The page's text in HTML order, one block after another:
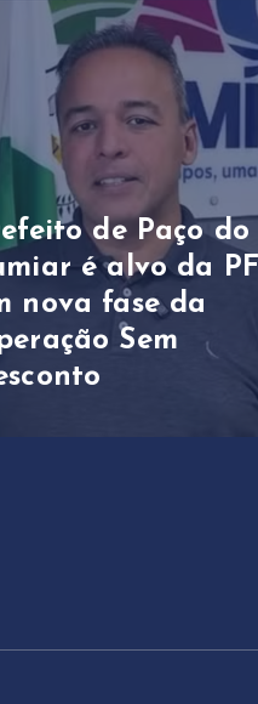
de Paço do
é alvo da PF
nova fase da
Sem